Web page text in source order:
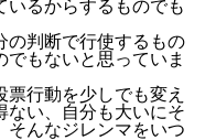
いるからするものでも
の判断で行使するもの
もないと思っていま
行動を少しでも変え
ない、自分も大いにそ
そんなジレンマをいつ